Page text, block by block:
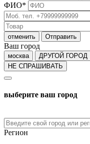
ФИО*
отменить Отправить
Ваш город
москва ДРУГОЙ ГОРОД
НЕ СПРАШИВАТЬ
выберите ваш город
Регион